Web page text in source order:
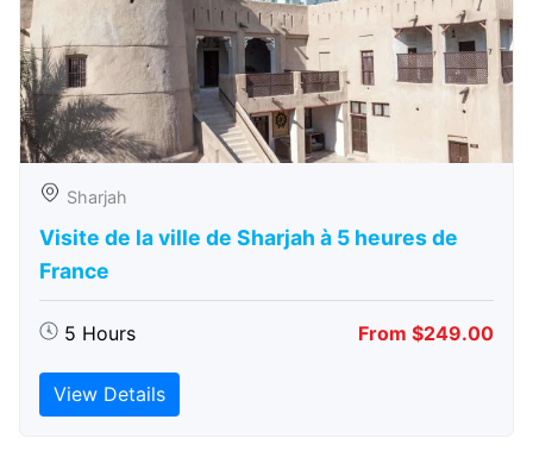
Sharjah
Visite de la ville de Sharjah à 5 heures de
France
5 Hours From $249.00
View Details